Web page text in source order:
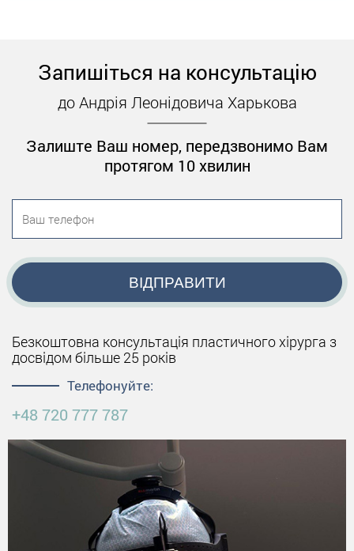
Запишіться на консультацію
до Андрія Леонідовича Харькова
Залиште Ваш номер, передзвонимо Вам
протягом 10 хвилин
ВІДПРАВИТИ
Безкоштовна консультація пластичного хірурга з
досвідом більше 25 років
Телефонуйте:
+48 720 777 787